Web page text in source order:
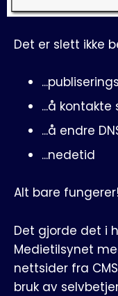
Det er slett ikke
...å kontakte
...å endre
...nedetid
Alt bare
Det gjorde det i
Medietilsynet
nettsider fra CMS
bruk av